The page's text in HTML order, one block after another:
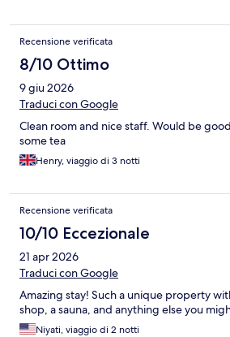
Recensione verificata
8/10 Ottimo
9 giu 2026
Traduci con Google
Clean room and nice staff. Would be
some tea
Henry, viaggio di 3 notti
Recensione verificata
10/10 Eccezionale
21 apr 2026
Traduci con Google
Amazing stay! Such a unique property
shop, a sauna, and anything else you
Niyati, viaggio di 2 notti